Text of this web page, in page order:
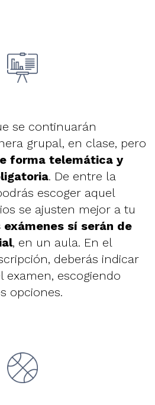
se continuarán
grupal, en clase, pero
forma telemática y
. De entre la
escoger aquel
se ajusten mejor a tu
exámenes sí serán de
, en un aula. En el
deberás indicar
examen, escogiendo
opciones.